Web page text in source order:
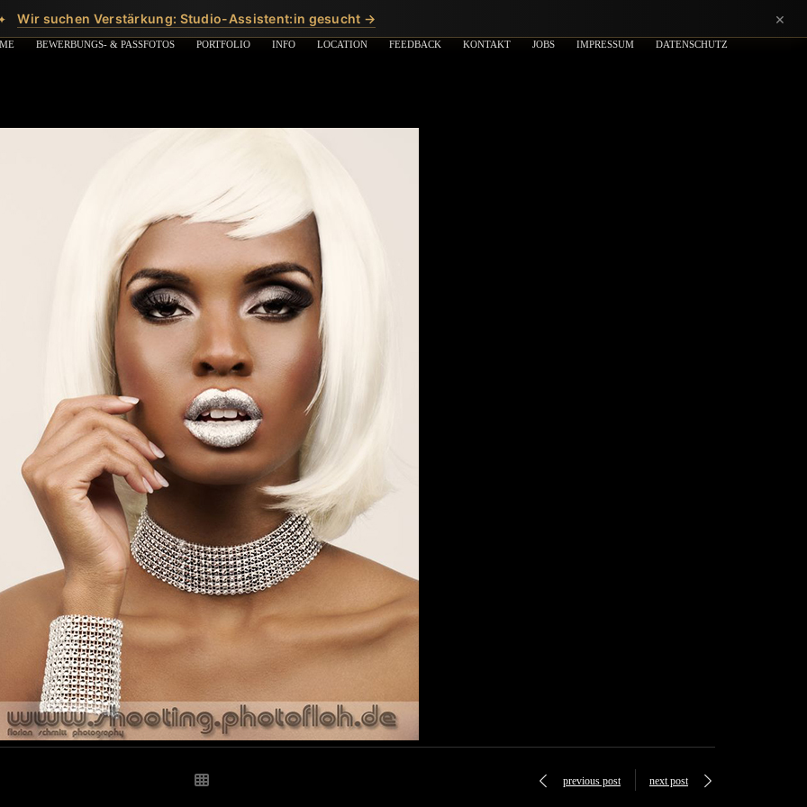
BEWERBUNGS- & PASSFOTOS PORTFOLIO INFO LOCATION FEEDBACK KONTAKT JOBS IMPRESSUM DATENSCHUTZ
previous post next post
Wir suchen Verstärkung: Studio-Assistent:in gesucht → ×